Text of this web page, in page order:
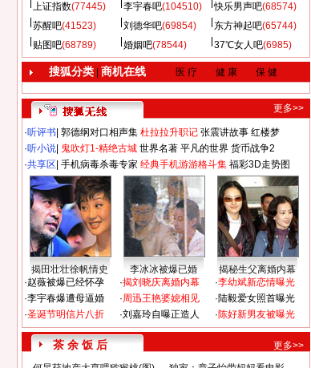
上证指数(77445) 李宇春吧(104510) 快乐男声吧(68574)
苏醒吧(41523) 刘德华吧(69854) 东方神起吧(65744)
贴图吧(68789) 婚姻吧(78544) 37℃女人吧(6985)
搜狐分类| 商机在线 医 疗 健 康 保 健
更多>>
·听评书 郭德纲对口相声集 杜拉拉升职记 张震讲故事 红楼梦
·听小说 鬼吹灯1-精绝古城 世界名著 平凡的世界 货币战争2
·共享区 手机病毒杀毒专家 经典手机游游格斗集 福彩3D走势图
揭田壮壮徐帆情史 李冰冰被爆已婚
揭秘生父离婚内幕
·赵薇被爆已经怀孕
·李宇春爆遭母逼婚
·圣诞节明信片八折
·揭刘晓庆离婚内幕
·周迅王艳婆媳相见
·刘嘉玲自曝正造人
·李幼斌新恋情曝光
·陆毅爱女照首曝光
·陈好新男友被曝光
茶 余 饭 后
更多>>